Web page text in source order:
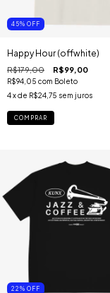
45% OFF
Happy Hour (offwhite)
R$179,00 R$99,00
R$94,05 com Boleto
4x de R$24,75 sem juros
COMPRAR
22 % OFF